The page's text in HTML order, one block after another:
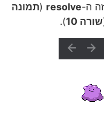
ה-resolve
(תמונה
שורה 10 ).